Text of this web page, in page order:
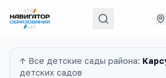
↑ Все детские сады района:
детских садов